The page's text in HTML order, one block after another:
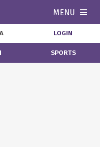
MENU
LOGIN
SPORTS